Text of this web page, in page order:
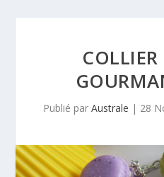
Publié par Australe | 28